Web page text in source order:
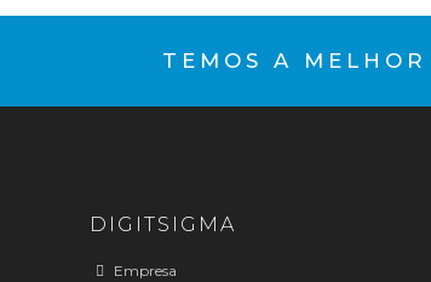
TEMOS A
DIGITSIGMA
Empresa